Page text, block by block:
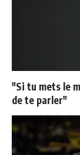
"Si tu mets le
de te parler"